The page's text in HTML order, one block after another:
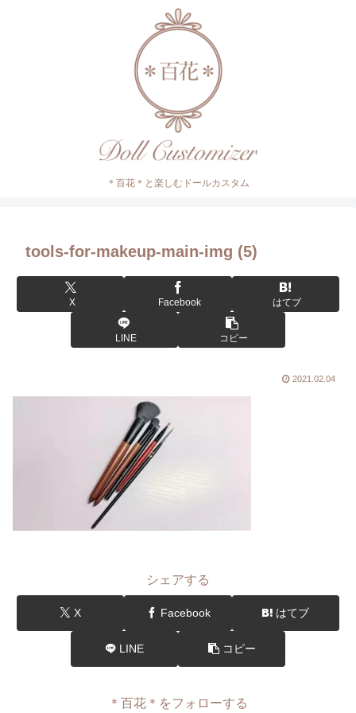
＊百花＊と楽しむドールカスタム
tools-for-makeup-main-img (5)
X Facebook はてブ
LINE コピー
2021.02.04
シェアする
X Facebook はてブ
LINE コピー
＊百花＊をフォローする